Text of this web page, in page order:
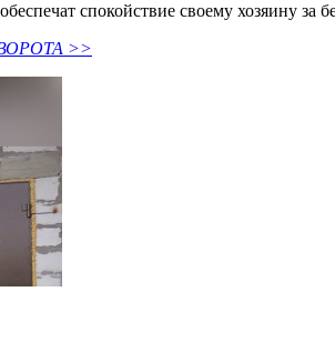
спокойствие своему хозяину
>>